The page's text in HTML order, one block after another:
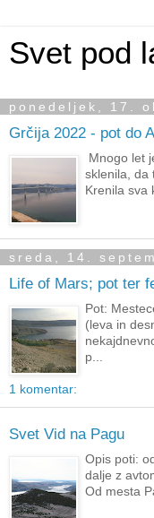
Svet pod
ponedeljek, 17.
Grčija 2022 - pot do
Mnogo let
sklenila, da
Krenila sva
sreda, 14.
Life of Mars; pot ter
Pot:
(leva in
p...
1 komentar:
Svet Vid na Pagu
Opis poti:
dalje z
Od mesta